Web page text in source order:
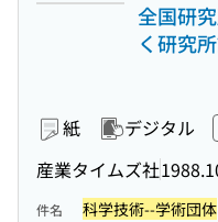
全国研
く研究
紙 デジタル
産業タイムズ社
件名 科学技術--学術団体